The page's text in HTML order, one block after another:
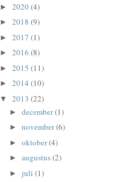
► 2020(4)
► 2018 (9)
► 2017 (1)
► 2016 (8)
► 2015 (11)
► 2014 (10)
▼ 2013 (22)
► december(1)
► november(6)
► oktober(4)
► augustus(2)
► juli (1)